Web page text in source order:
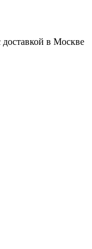
в Москве